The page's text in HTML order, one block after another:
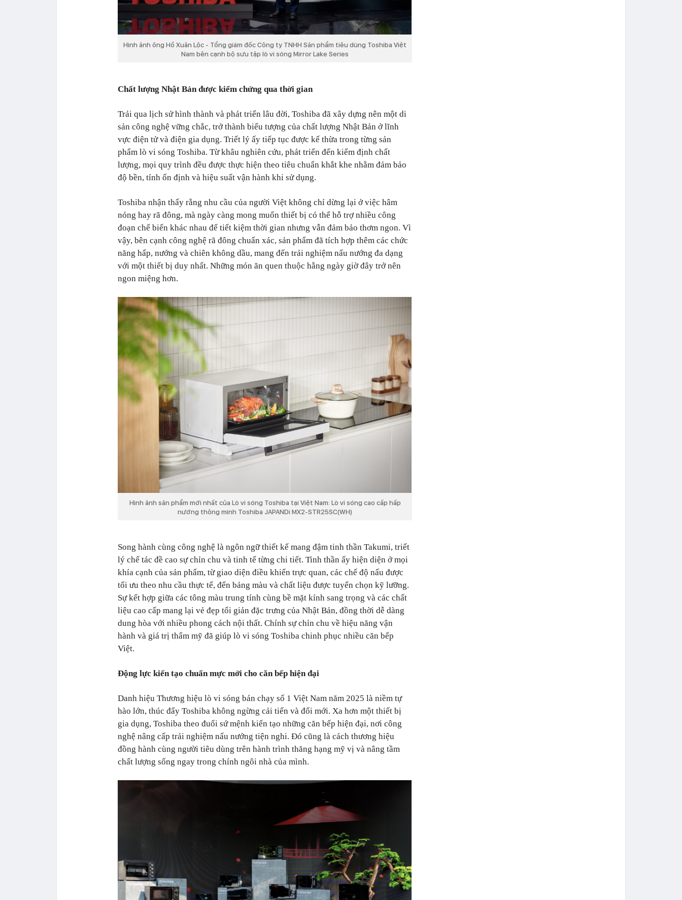
Hình ảnh ông Hồ Xuân Lộc - Tổng giám đốc Công ty TNHH Sản phẩm tiêu dùng Toshiba Việt
Nam bên cạnh bộ sưu tập lò vi sóng Mirror Lake Series
Chất lượng Nhật Bản được kiểm chứng qua thời gian
Trải qua lịch sử hình thành và phát triển lâu đời, Toshiba đã xây dựng nên một di
sản công nghệ vững chắc, trở thành biểu tượng của chất lượng Nhật Bản ở lĩnh
vực điện tử và điện gia dụng. Triết lý ấy tiếp tục được kế thừa trong từng sản
phẩm lò vi sóng Toshiba. Từ khâu nghiên cứu, phát triển đến kiểm định chất
lượng, mọi quy trình đều được thực hiện theo tiêu chuẩn khắt khe nhằm đảm bảo
độ bền, tính ổn định và hiệu suất vận hành khi sử dụng.
Toshiba nhận thấy rằng nhu cầu của người Việt không chỉ dừng lại ở việc hâm
nóng hay rã đông, mà ngày càng mong muốn thiết bị có thể hỗ trợ nhiều công
đoạn chế biến khác nhau để tiết kiệm thời gian nhưng vẫn đảm bảo thơm ngon. Vì
vậy, bên cạnh công nghệ rã đông chuẩn xác, sản phẩm đã tích hợp thêm các chức
năng hấp, nướng và chiên không dầu, mang đến trải nghiệm nấu nướng đa dạng
với một thiết bị duy nhất. Những món ăn quen thuộc hằng ngày giờ đây trở nên
ngon miệng hơn.
Hình ảnh sản phẩm mới nhất của Lò vi sóng Toshiba tại Việt Nam: Lò vi sóng cao cấp hấp
nướng thông minh Toshiba JAPANDi MX2-STR25SC(WH)
Song hành cùng công nghệ là ngôn ngữ thiết kế mang đậm tinh thần Takumi, triết
lý chế tác đề cao sự chỉn chu và tinh tế từng chi tiết. Tinh thần ấy hiện diện ở mọi
khía cạnh của sản phẩm, từ giao diện điều khiển trực quan, các chế độ nấu được
tối ưu theo nhu cầu thực tế, đến bảng màu và chất liệu được tuyển chọn kỹ lưỡng.
Sự kết hợp giữa các tông màu trung tính cùng bề mặt kính sang trọng và các chất
liệu cao cấp mang lại vẻ đẹp tối giản đặc trưng của Nhật Bản, đồng thời dễ dàng
dung hòa với nhiều phong cách nội thất. Chính sự chỉn chu về hiệu năng vận
hành và giá trị thẩm mỹ đã giúp lò vi sóng Toshiba chinh phục nhiều căn bếp
Việt.
Động lực kiến tạo chuẩn mực mới cho căn bếp hiện đại
Danh hiệu Thương hiệu lò vi sóng bán chạy số 1 Việt Nam năm 2025 là niềm tự
hào lớn, thúc đẩy Toshiba không ngừng cải tiến và đổi mới. Xa hơn một thiết bị
gia dụng, Toshiba theo đuổi sứ mệnh kiến tạo những căn bếp hiện đại, nơi công
nghệ nâng cấp trải nghiệm nấu nướng tiện nghi. Đó cũng là cách thương hiệu
đồng hành cùng người tiêu dùng trên hành trình thăng hạng mỹ vị và nâng tầm
chất lượng sống ngay trong chính ngôi nhà của mình.